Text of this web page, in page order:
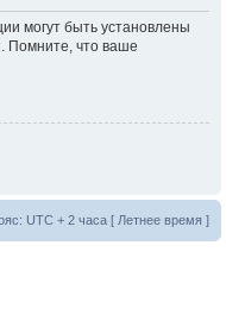
могут быть установлены
Помните, что ваше
UTC + 2 часа [ Летнее время ]